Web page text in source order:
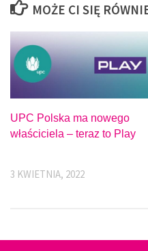
MOŻE CI SIĘ
UPC Polska ma nowego
właściciela – teraz to Play
3 KWIETNIA, 2022